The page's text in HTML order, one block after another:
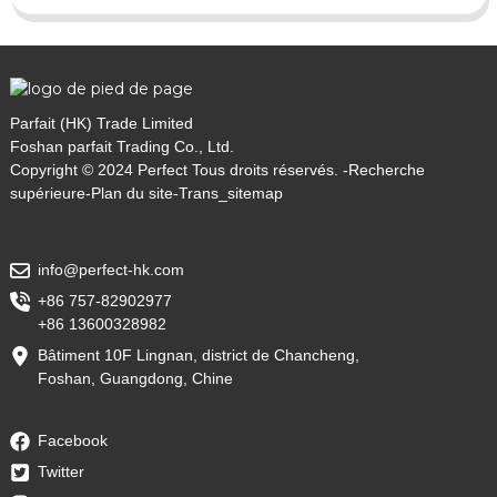
Parfait (HK) Trade Limited
Foshan parfait Trading Co., Ltd.
Copyright © 2024 Perfect Tous droits réservés. -Recherche
supérieure-Plan du site-Trans_sitemap
info@perfect-hk.com
+86 757-82902977
+86 13600328982
Bâtiment 10F Lingnan, district de Chancheng,
Foshan, Guangdong, Chine
Facebook
Twitter